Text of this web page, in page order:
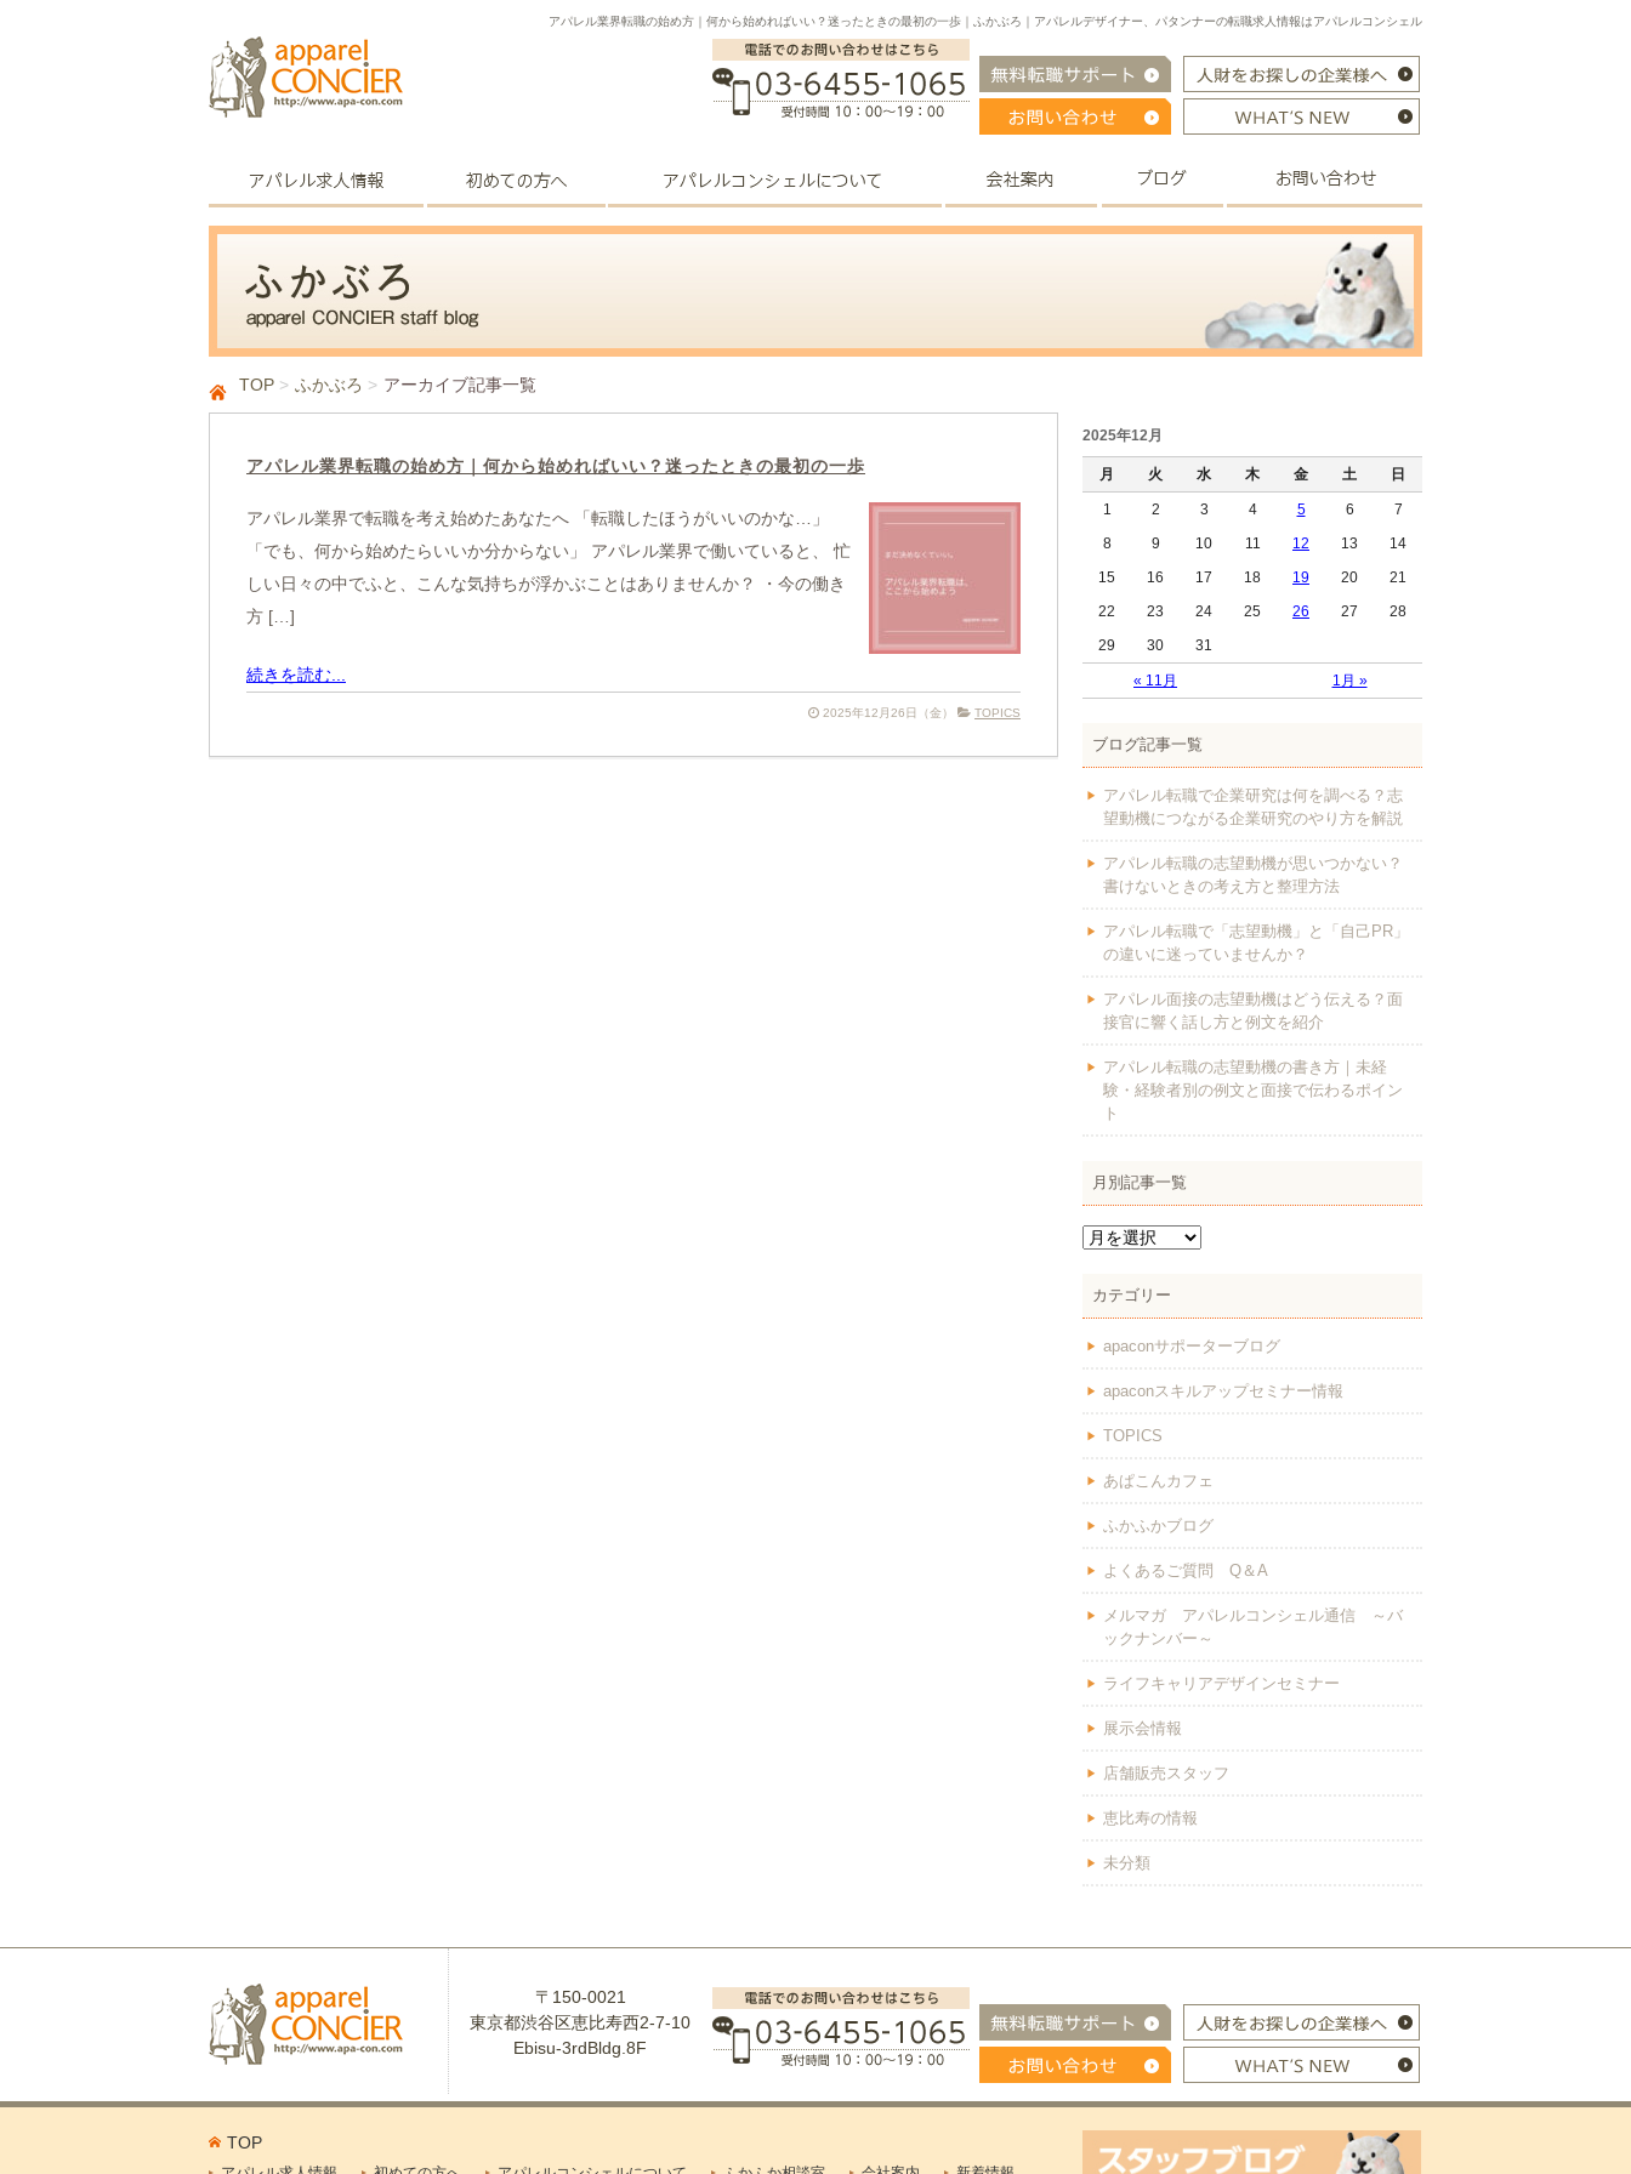
アパレル業界転職の始め方｜何から始めればいい？迷ったときの最初の一歩｜ふかぶろ｜アパレルデザイナー、パタンナーの転職求人情報はアパレルコンシェル
TOP ふかぶろ アーカイブ記事一覧
アパレル業界転職の始め方｜何から始めればいい？迷ったときの最初の一歩
アパレル業界で転職を考え始めたあなたへ 「転職したほうがいいのかな…」
「でも、何から始めたらいいか分からない」 アパレル業界で働いていると、 忙
しい日々の中でふと、こんな気持ちが浮かぶことはありませんか？ ・今の働き
方 […]
続きを読む...
2025年12月26日（金） TOPICS
2025年12月
月 火 水 木 金 土 日
« 11月 1月 »
1 2 3 4 5 6
7
8
9 10 11 12 13
14
15
16 17 18 19 20
21
22
23 24 25 26 27
28
29
30 31
ブログ記事一覧
アパレル転職で企業研究は何を調べる？志
望動機につながる企業研究のやり方を解説
アパレル転職の志望動機が思いつかない？
書けないときの考え方と整理方法
アパレル転職で「志望動機」と「自己PR」
の違いに迷っていませんか？
アパレル面接の志望動機はどう伝える？面
接官に響く話し方と例文を紹介
アパレル転職の志望動機の書き方｜未経
験・経験者別の例文と面接で伝わるポイン
ト
月別記事一覧
カテゴリー
apaconサポーターブログ
apaconスキルアップセミナー情報
TOPICS
あぱこんカフェ
ふかふかブログ
よくあるご質問 Q＆A
メルマガ アパレルコンシェル通信 ～バ
ックナンバー～
ライフキャリアデザインセミナー
展示会情報
店舗販売スタッフ
恵比寿の情報
未分類
〒150-0021
東京都渋谷区恵比寿西2-7-10
Ebisu-3rdBldg.8F
TOP